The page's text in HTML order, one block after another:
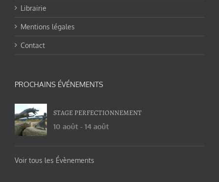
Librairie
Mentions légales
Contact
PROCHAINS ÉVÉNEMENTS
STAGE PERFECTIONNEMENT
10 août - 14 août
Voir tous les Évènements